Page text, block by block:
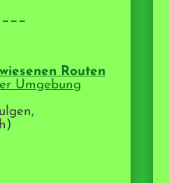
Routen
Umgebung
)